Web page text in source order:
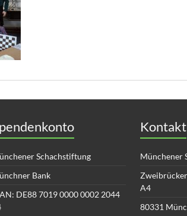
Schachstiftung
Bank
DE88 7019 0000 0002 2044
Kontakt
Münchener
A4
80331